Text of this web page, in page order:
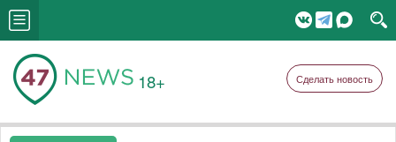
18+ Сделать новость